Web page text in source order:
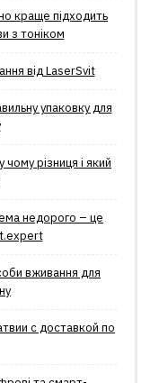
краще підходить
з тоніком
від LaserSvit
упаковку для
різниця і який
недорого – це
вживання для
с доставкой по